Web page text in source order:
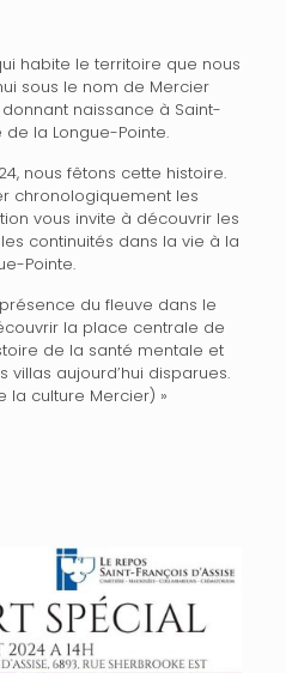
habite le territoire que nous
sous le nom de Mercier
naissance à Saint-
de la Longue-Pointe.
nous fêtons cette histoire.
chronologiquement les
vous invite à découvrir les
continuités dans la vie à la
Pointe.
du fleuve dans le
la place centrale de
de la santé mentale et
aujourd’hui disparues.
la culture Mercier) »